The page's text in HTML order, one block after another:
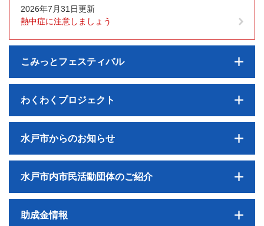
2026年7月31日更新
熱中症に注意しましょう
こみっとフェスティバル
わくわくプロジェクト
水戸市からのお知らせ
水戸市内市民活動団体のご紹介
助成金情報